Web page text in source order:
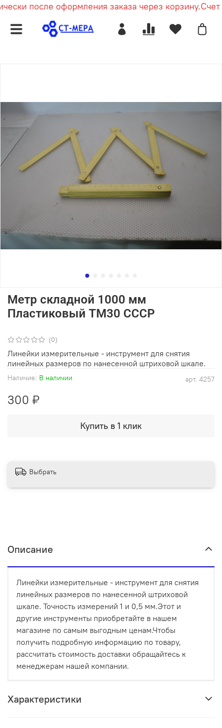
после оформления заказа через корзину.Счет
(0)
арт. 4257
Наличие: В наличии
Метр складной 1000 мм
Пластиковый ТМ30 СССР
300 ₽
Купить в 1 клик
Линейки измерительные - инструмент для снятия
линейных размеров по нанесенной штриховой шкале.
Выбрать
Описание
Линейки измерительные - инструмент для снятия
линейных размеров по нанесенной штриховой
шкале. Точность измерений 1 и 0,5 мм.Этот и
другие инструменты приобретайте в нашем
магазине по самым выгодным ценам.Чтобы
получить подробную информацию по товару,
рассчитать стоимость доставки обращайтесь к
менеджерам нашей компании.
Характеристики